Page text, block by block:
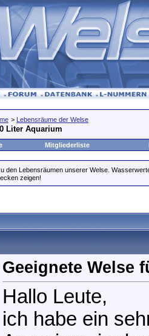
> Lebensräume der Welse
Liter Aquarium
Mitgliederliste
den Lebensräumen unserer Welse.
zeigen!
Geeignete Welse
Hallo Leute,
ich habe ein